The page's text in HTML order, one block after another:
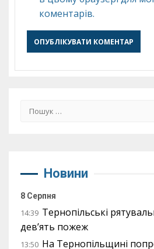
коментарів.
Пошук:
Новини
8 Серпня
14:39 Тернопільські
дев’ять пожеж
13:50 На Тернопільщині